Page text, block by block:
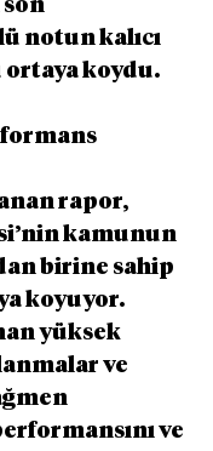
son
notun kalıcı
koydu.
rapor,
kamunun
birine sahip
koyuyor.
yüksek
ve
ve